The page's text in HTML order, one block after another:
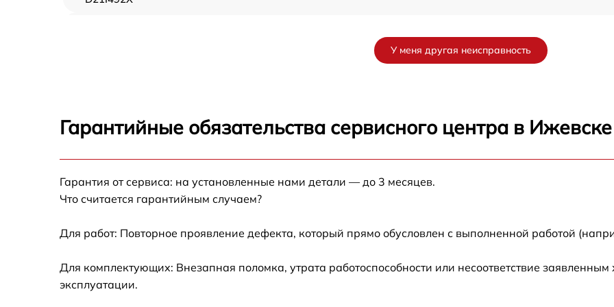
Замена панели управления Sharp QW-
D21I492X
D21I492X
от 60 мин
Замена пускового конденсатора
У меня другая неисправность
Гарантийные обязательства сервисного центра в Ижевске
Гарантия от сервиса: на установленные нами детали — до 3 месяцев.
Что считается гарантийным случаем?
Для работ: Повторное проявление дефекта, который прямо обусловлен с выполненной работой
Для комплектующих: Внезапная поломка, утрата работоспособности или несоответствие
эксплуатации.